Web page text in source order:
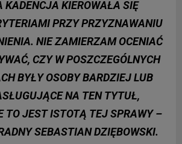
KADENCJA KIEROWAŁA SIĘ
PRZY PRZYZNAWANIU
NIE ZAMIERZAM OCENIAĆ
CZY W POSZCZEGÓLNYCH
BYŁY OSOBY BARDZIEJ LUB
NA TEN TYTUŁ,
TO JEST ISTOTĄ TEJ SPRAWY –
SEBASTIAN DZIĘBOWSKI.